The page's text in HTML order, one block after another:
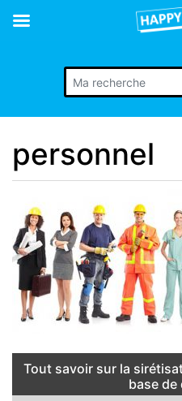
personnel
Tout savoir sur la
base de